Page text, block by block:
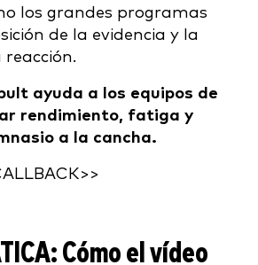
los grandes programas
de la evidencia y la
reacción.
ayuda a los equipos de
rendimiento, fatiga y
a la cancha.
Cómo el vídeo